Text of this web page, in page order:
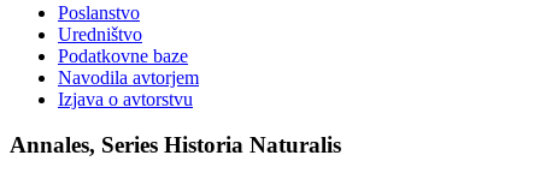
Poslanstvo
Uredništvo
Podatkovne baze
Navodila avtorjem
Izjava o avtorstvu
Annales, Series Historia Naturalis